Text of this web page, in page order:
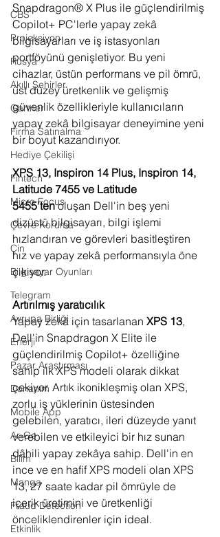
CBS
Projeksiyon
Rusya
Akıllı Şehirler
Gartner
Firma Satınalma
Hediye Çekilişi
Fintech
Micro Focus
Çevre Koruma
Çin
Bilgisayar Oyunları
Telegram
Avrupa Birliği
Enerji
Pazar Araştırması
Donanım
Mobile App
Ar-Ge
Bilim
Manga
Fraud Detection
Etkinlik
Snapdragon® X Plus ile güçlendirilmiş
Copilot+ PC'lerle yapay zekâ
bilgisayarları ve iş istasyonları
portföyünü genişletiyor. Bu yeni
cihazlar, üstün performans ve pil ömrü,
üst düzey üretkenlik ve gelişmiş
güvenlik özellikleriyle kullanıcıların
yapay zekâ bilgisayar deneyimine yeni
bir boyut kazandırıyor.
XPS 13, Inspiron 14 Plus, Inspiron 14,
Latitude 7455 ve Latitude
5455’ten oluşan Dell'in beş yeni
dizüstü bilgisayarı, bilgi işlemi
hızlandıran ve görevleri basitleştiren
hız ve yapay zekâ performansıyla öne
çıkıyor.
Artırılmış yaratıcılık
Yapay zekâ için tasarlanan XPS 13,
Dell'in Snapdragon X Elite ile
güçlendirilmiş Copilot+ özelliğine
sahip ilk XPS modeli olarak dikkat
çekiyor. Artık ikonikleşmiş olan XPS,
zorlu iş yüklerinin üstesinden
gelebilen, yaratıcı, ileri düzeyde yanıt
verebilen ve etkileyici bir hız sunan
dâhili yapay zekâya sahip. Dell'in en
ince ve en hafif XPS modeli olan XPS
13, 27 saate kadar pil ömrüyle de
içerik üretimini ve üretkenliği
önceliklendirenler için ideal.